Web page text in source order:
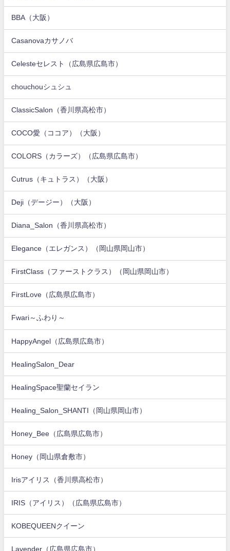
BBA（大阪）
Casanovaカサノバ
Celesteセレスト（広島県広島市）
chouchouシュシュ
ClassicSalon（香川県高松市）
COCO愛（ココア）（大阪）
COLORS（カラーズ）（広島県広島市）
Cutrus（キュトラス）（大阪）
Deji（デージー）（大阪）
Diana_Salon（香川県高松市）
Elegance（エレガンス）（岡山県岡山市）
FirstClass（ファーストクラス）（岡山県岡山市）
FirstLove（広島県広島市）
Fwari～ふわり～
HappyAngel（広島県広島市）
HealingSalon_Dear
HealingSpace聖蘭セイラン
Healing_Salon_SHANTI（岡山県岡山市）
Honey_Bee（広島県広島市）
Honey（岡山県倉敷市）
Irisアイリス（香川県高松市）
IRIS（アイリス）（広島県広島市）
KOBEQUEENクイーン
Lavender（広島県広島市）